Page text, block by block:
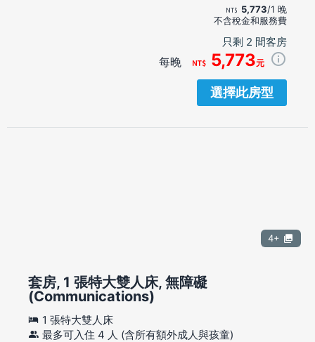
5,773/1 晚
不含稅金和服務費
只剩 2 間客房
每晚 5,773元
選擇此房型
4+
套房, 1 張特大雙人床, 無障礙
(Communications)
1 張特大雙人床
最多可入住 4 人 (含所有額外成人與孩童)